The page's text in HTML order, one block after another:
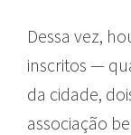
Dessa vez,
inscritos —
da cidade,
associação